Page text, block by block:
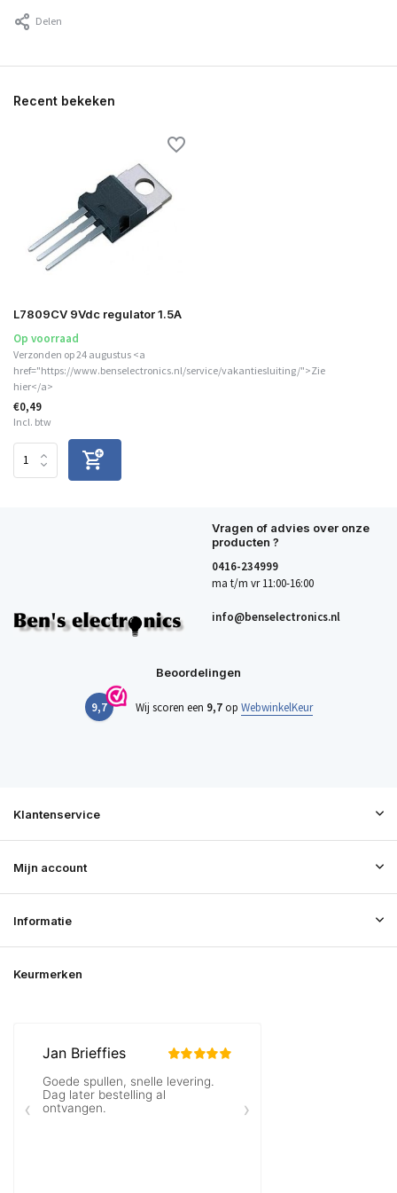
Delen
Recent bekeken
L7809CV 9Vdc regulator 1.5A
Op voorraad
Verzonden op 24 augustus <a
href="https://www.benselectronics.nl/service/vakantiesluiting/">Zie
hier</a>
€0,49
Incl. btw
Vragen of advies over onze
producten ?
0416-234999
ma t/m vr 11:00-16:00
info@benselectronics.nl
Beoordelingen
9,7 Wij scoren een 9,7op WebwinkelKeur
Klantenservice
Mijn account
Informatie
Keurmerken